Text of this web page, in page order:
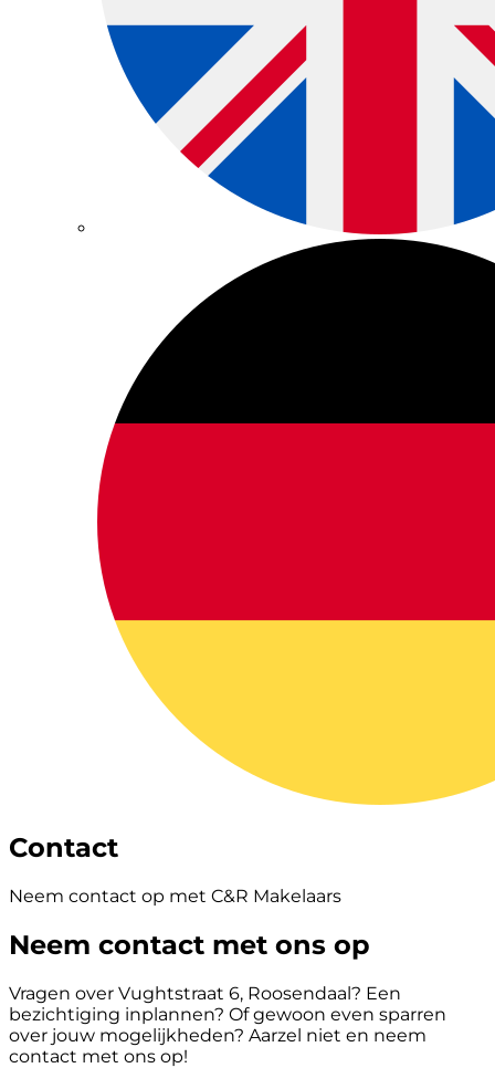
Contact
Neem contact op met C&R Makelaars
Neem contact met ons op
Vragen over Vughtstraat 6, Roosendaal? Een
bezichtiging inplannen? Of gewoon even sparren
over jouw mogelijkheden? Aarzel niet en neem
contact met ons op!